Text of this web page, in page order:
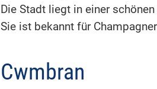
Die Stadt liegt in einer
Sie ist bekannt für
Cwmbran